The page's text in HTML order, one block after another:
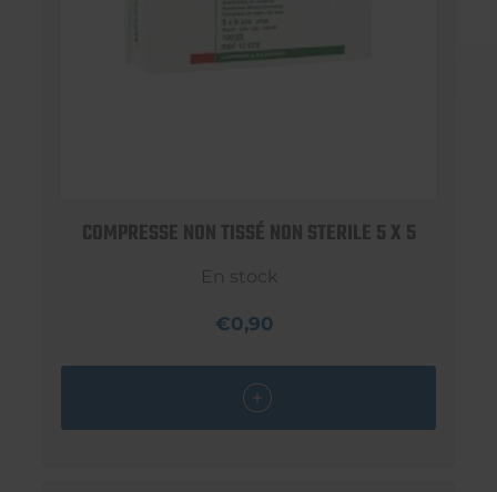
COMPRESSE NON TISSÉ NON STERILE 5 X 5
En stock
€0,90